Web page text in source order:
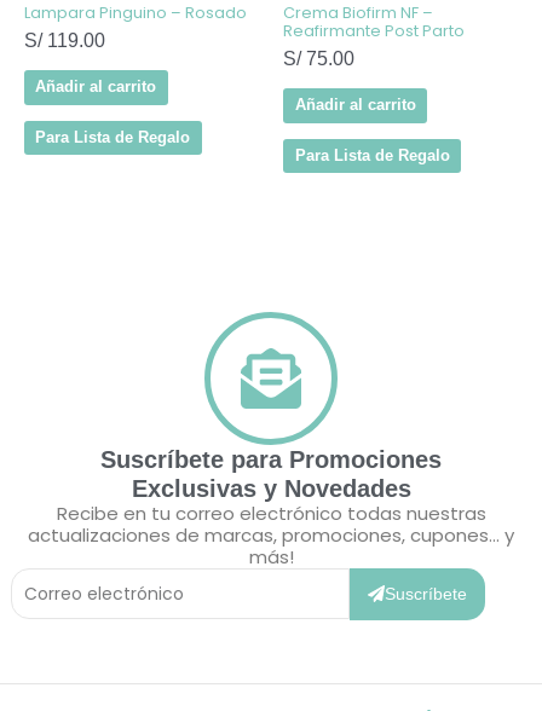
Lampara Pinguino – Rosado
S/119.00
Añadir al carrito
Para Lista de Regalo
Crema Biofirm NF –
Reafirmante Post Parto
S/75.00
Añadir al carrito
Para Lista de Regalo
Suscríbete para Promociones
Exclusivas y Novedades
Recibe en tu correo electrónico todas nuestras
actualizaciones de marcas, promociones, cupones... y
más!
Correo
Electrónico
Suscríbete